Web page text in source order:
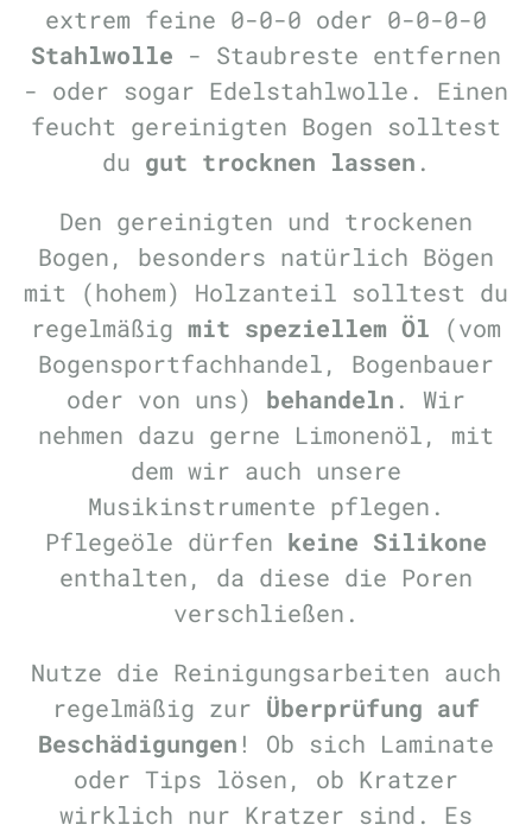
extrem feine 0-0-0 oder 0-0-0-0
Stahlwolle - Staubreste entfernen
- oder sogar Edelstahlwolle. Einen
feucht gereinigten Bogen solltest
du gut trocknen lassen .
Den gereinigten und trockenen
Bogen, besonders natürlich Bögen
mit (hohem) Holzanteil solltest du
regelmäßig mit speziellem Öl (vom
Bogensportfachhandel, Bogenbauer
oder von uns) behandeln . Wir
nehmen dazu gerne Limonenöl, mit
dem wir auch unsere
Musikinstrumente pflegen.
Pflegeöle dürfen keine Silikone
enthalten, da diese die Poren
verschließen.
Nutze die Reinigungsarbeiten auch
regelmäßig zur Überprüfung auf
Beschädigungen ! Ob sich Laminate
oder Tips lösen, ob Kratzer
wirklich nur Kratzer sind. Es